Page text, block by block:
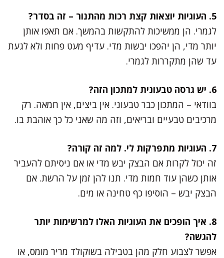
5. העוגיות יוצאות קצת רכות מהתנור – זה בסדר?
לגמרי. הן ממשיכות להתקשות בהמשך. אם תאפו אותן
יותר מדי, הן יהפכו יבשות מדי. עדיף מעט פחות ולא לגעת
עד שהן מתקררות לגמרי.
6. יש גרסה טבעונית למתכון הזה?
בוודאי – המתכון כבר טבעוני. אין ביצים, אין חמאה. רק
מרכיבים טבעיים ובריאים, וזה מה שאני כל כך אוהבת בו.
7. העוגיות מתפרקות לי. למה זה קורה?
זה יכול לקרות אם הבצק יבש מדי או אם ניסיתם להעביר
אותן כשהן עוד חמות מדי. תנו להן זמן על הרשת. אם
הבצק יבש – הוסיפו כף טחינה או מים.
8. איך הופכים את העוגיות האלו למרשימות יותר
להגשה?
אפשר לצבוע חלק מהן בטבילה בשוקולד מריר מומס, או